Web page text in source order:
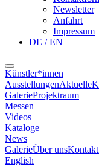
Newsletter
Anfahrt
Impressum
DE / EN
Künstler*innen
AusstellungenAktuelle
GalerieProjektraum
Messen
Videos
Kataloge
News
GalerieÜber uns
English